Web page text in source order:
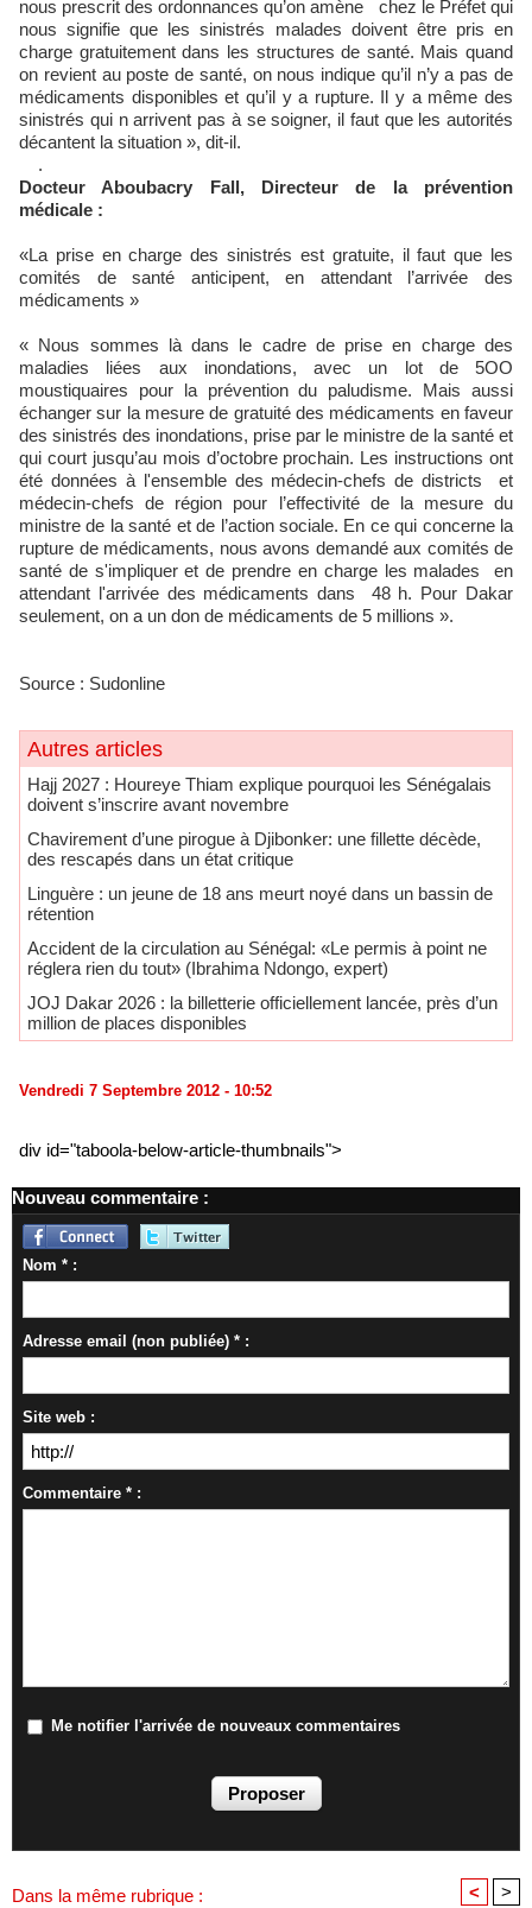
nous prescrit des ordonnances qu’on amène chez le Préfet qui
nous signifie que les sinistrés malades doivent être pris en
charge gratuitement dans les structures de santé. Mais quand
on revient au poste de santé, on nous indique qu’il n’y a pas de
médicaments disponibles et qu’il y a rupture. Il y a même des
sinistrés qui n arrivent pas à se soigner, il faut que les autorités
décantent la situation », dit-il.
.
Docteur Aboubacry Fall, Directeur de la prévention
médicale :
«La prise en charge des sinistrés est gratuite, il faut que les
comités de santé anticipent, en attendant l’arrivée des
médicaments »
« Nous sommes là dans le cadre de prise en charge des
maladies liées aux inondations, avec un lot de 5OO
moustiquaires pour la prévention du paludisme. Mais aussi
échanger sur la mesure de gratuité des médicaments en faveur
des sinistrés des inondations, prise par le ministre de la santé et
qui court jusqu’au mois d’octobre prochain. Les instructions ont
été données à l'ensemble des médecin-chefs de districts et
médecin-chefs de région pour l’effectivité de la mesure du
ministre de la santé et de l’action sociale. En ce qui concerne la
rupture de médicaments, nous avons demandé aux comités de
santé de s'impliquer et de prendre en charge les malades en
attendant l'arrivée des médicaments dans 48 h. Pour Dakar
seulement, on a un don de médicaments de 5 millions ».
Source : Sudonline
Autres articles
Hajj 2027 : Houreye Thiam explique pourquoi les Sénégalais
doivent s’inscrire avant novembre
​Chavirement d’une pirogue à Djibonker: une fillette décède,
des rescapés dans un état critique
​Linguère : un jeune de 18 ans meurt noyé dans un bassin de
rétention
Accident de la circulation au Sénégal: «Le permis à point ne
réglera rien du tout» (Ibrahima Ndongo, expert)
JOJ Dakar 2026 : la billetterie officiellement lancée, près d’un
million de places disponibles
Vendredi 7 Septembre 2012 - 10:52
div id="taboola-below-article-thumbnails">
Nouveau commentaire :
Nom * :
Adresse email (non publiée) * :
Site web :
Commentaire * :
Me notifier l'arrivée de nouveaux commentaires
Dans la même rubrique : < >